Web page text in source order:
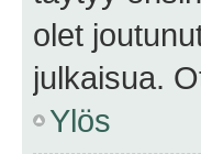
olet
julkaisua.
Ylös